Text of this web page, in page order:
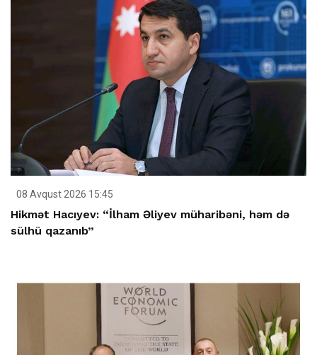
08 Avqust 2026 15:45
Hikmət Hacıyev: “İlham Əliyev müharibəni, həm də
sülhü qazanıb”